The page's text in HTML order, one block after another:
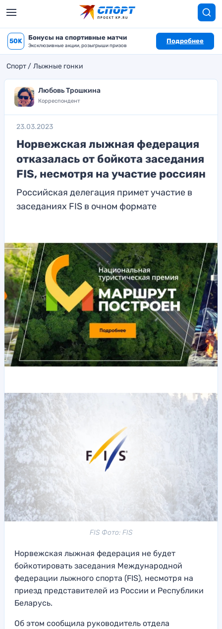
50K Бонусы на спортивные матчи
Эксклюзивные акции, розыгрыши призов
Подробнее
Спорт Лыжные гонки
Любовь Трошкина
Корреспондент
23.03.2023
Норвежская лыжная федерация
отказалась от бойкота заседания
FIS, несмотря на участие россиян
Российская делегация примет участие в
заседаниях FIS в очном формате
FIS Фото: FIS
Норвежская лыжная федерация не будет
бойкотировать заседания Международной
федерации лыжного спорта (FIS), несмотря на
приезд представителей из России и Республики
Беларусь.
Об этом сообщила руководитель отдела